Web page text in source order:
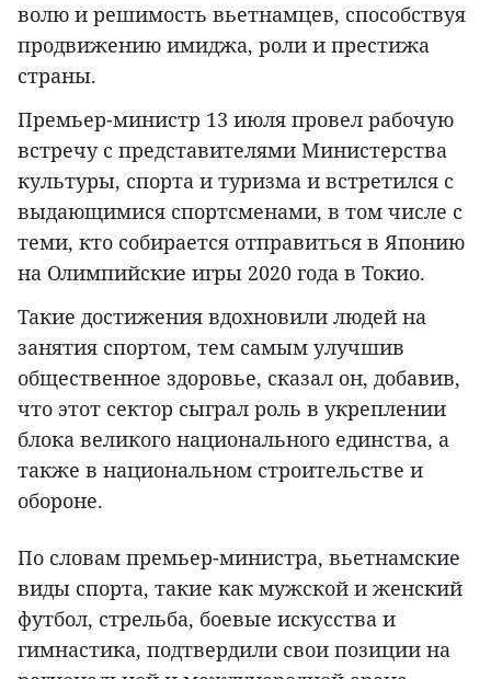
волю и решимость вьетнамцев, способствуя
продвижению имиджа, роли и престижа
страны.
Премьер-министр 13 июля провел рабочую
встречу с представителями Министерства
культуры, спорта и туризма и встретился с
выдающимися спортсменами, в том числе с
теми, кто собирается отправиться в Японию
на Олимпийские игры 2020 года в Токио.
Такие достижения вдохновили людей на
занятия спортом, тем самым улучшив
общественное здоровье, сказал он, добавив,
что этот сектор сыграл роль в укреплении
блока великого национального единства, а
также в национальном строительстве и
обороне.
По словам премьер-министра, вьетнамские
виды спорта, такие как мужской и женский
футбол, стрельба, боевые искусства и
гимнастика, подтвердили свои позиции на